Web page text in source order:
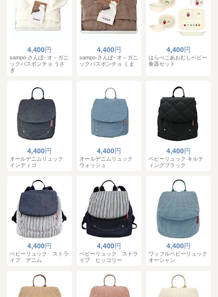
4,400円
sampo-さんぽ- オ－ガニ
ックバスポンチョ うさ
ぎ
4,400円
sampo-さんぽ- オ－ガニ
ックバスポンチョ くま
4,400円
はらぺこあおむしベビー
食器セット
4,400円
オールデニムリュック
インディゴ
4,400円
オールデニムリュック
ウォッシュ
4,400円
ベビーリュック キルテ
ィングブラック
4,400円
ベビーリュック ストラ
イプ デニム
4,400円
ベビーリュック ストラ
イプ ヒッコリー
4,400円
ワッフルベビーリュック
オーシャン